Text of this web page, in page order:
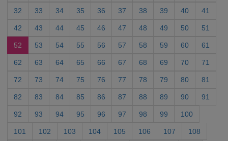
32 33 34 35 36 37 38 39 40 41
42 43 44 45 46 47 48 49 50 51
52 53 54 55 56 57 58 59 60 61
62 63 64 65 66 67 68 69 70 71
72 73 74 75 76 77 78 79 80 81
82 83 84 85 86 87 88 89 90 91
92 93 94 95 96 97 98 99 100
101 102 103 104 105 106 107 108